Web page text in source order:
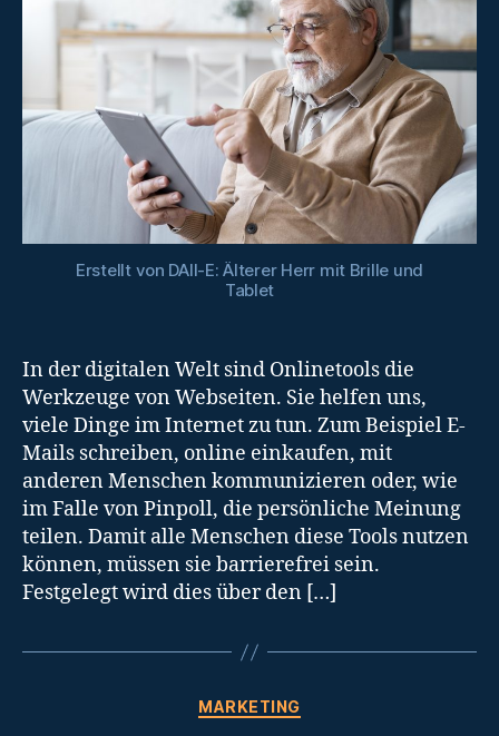
Erstellt von DAll-E: Älterer Herr mit Brille und
Tablet
In der digitalen Welt sind Onlinetools die
Werkzeuge von Webseiten. Sie helfen uns,
viele Dinge im Internet zu tun. Zum Beispiel E-
Mails schreiben, online einkaufen, mit
anderen Menschen kommunizieren oder, wie
im Falle von Pinpoll, die persönliche Meinung
teilen. Damit alle Menschen diese Tools nutzen
können, müssen sie barrierefrei sein.
Festgelegt wird dies über den […]
Categories
MARKETING